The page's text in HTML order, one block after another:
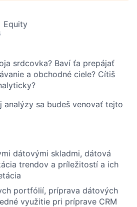
Equity
srdcovka? Baví ťa prepájať
a obchodné ciele? Cítiš
analýzy sa budeš venovať tejto
dátovými skladmi, dátová
trendov a príležitostí a ich
portfólií, príprava dátových
využitie pri príprave CRM